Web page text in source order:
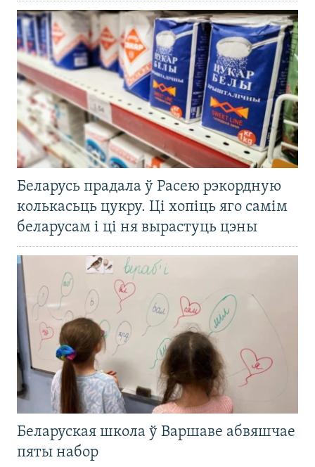
Беларусь прадала ў Расею рэкордную
колькасьць цукру. Ці хопіць яго самім
беларусам і ці ня вырастуць цэны
Беларуская школа ў Варшаве абвяшчае
пяты набор